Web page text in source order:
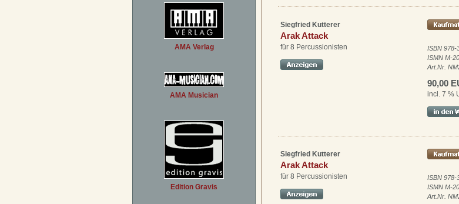
AMA Verlag
AMA Musician
Edition Gravis
Siegfried Kutterer
Arak Attack
für 8 Percussionisten
ISBN 978-
ISMN M-
Art.Nr.
90,00
incl. 7 %
Siegfried Kutterer
Arak Attack
für 8 Percussionisten
ISBN 978-
ISMN M-
Art.Nr.